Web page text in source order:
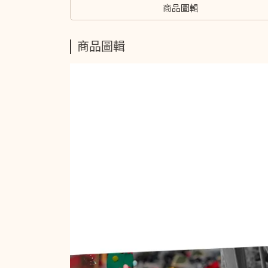
商品圖輯
商品圖輯